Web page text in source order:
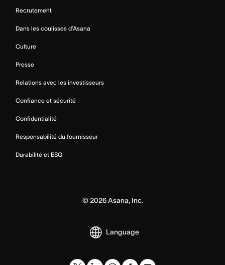
Recrutement
Dans les coulisses d’Asana
Culture
Presse
Relations avec les investisseurs
Confiance et sécurité
Confidentialité
Responsabilité du fournisseur
Durabilité et ESG
© 2026Asana, Inc.
Language